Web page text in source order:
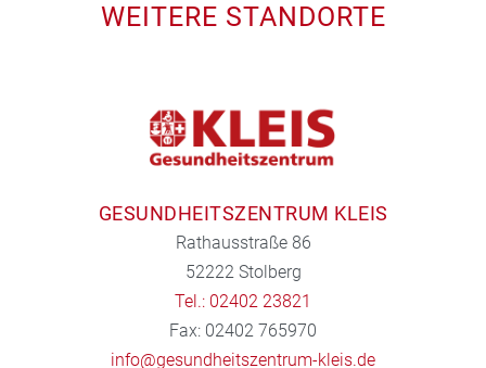
WEITERE STANDORTE
GESUNDHEITSZENTRUM KLEIS
Rathausstraße 86
52222 Stolberg
Tel.: 02402 23821
Fax: 02402 765970
info@gesundheitszentrum-kleis.de